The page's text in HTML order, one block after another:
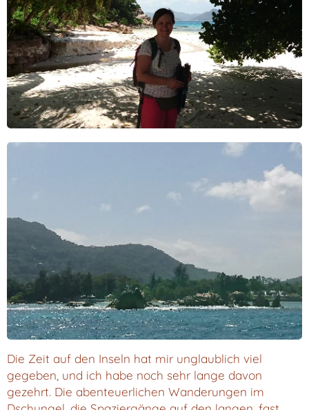
Die Zeit auf den Inseln hat mir unglaublich viel
gegeben, und ich habe noch sehr lange davon
gezehrt. Die abenteuerlichen Wanderungen im